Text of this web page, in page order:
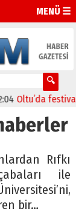
MENÜ ☰
festival
Rıfkı
ile
bir…